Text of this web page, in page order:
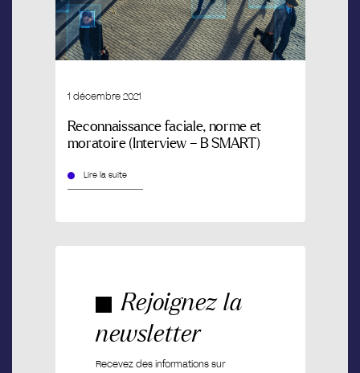
1 décembre 2021
Reconnaissance faciale, norme et
moratoire (Interview – B SMART)
Lire la suite
Rejoignez la
newsletter
Recevez des informations sur